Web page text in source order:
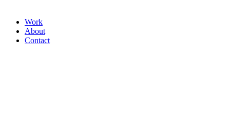
Close
Menu
Work
About
Contact